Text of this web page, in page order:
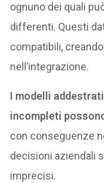
ognuno dei quali
differenti. Questi
compatibili,
nell’integrazione.
I modelli
incompleti
con conseguenze
decisioni aziendali
imprecisi.